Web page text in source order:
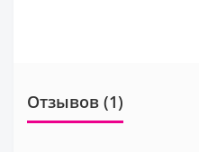
Отзывов (1)